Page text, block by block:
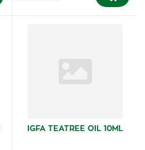
IGFA TEATREE OIL 10ML